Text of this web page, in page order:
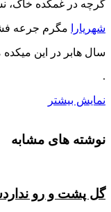
گرچه در غمکده خاک،
شهریارا مگرم جرعه
سال هابر در این
.
نمایش بیشتر
نوشته های مشابه
گل پشت و رو ندارد